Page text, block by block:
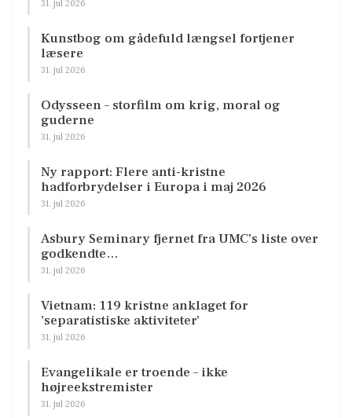
31. jul 2026
Kunstbog om gådefuld længsel fortjener
læsere
31. jul 2026
Odysseen – storfilm om krig, moral og
guderne
31. jul 2026
Ny rapport: Flere anti-kristne
hadforbrydelser i Europa i maj 2026
31. jul 2026
Asbury Seminary fjernet fra UMC’s liste over
godkendte…
31. jul 2026
Vietnam: 119 kristne anklaget for
’separatistiske aktiviteter’
31. jul 2026
Evangelikale er troende – ikke
højreekstremister
31. jul 2026